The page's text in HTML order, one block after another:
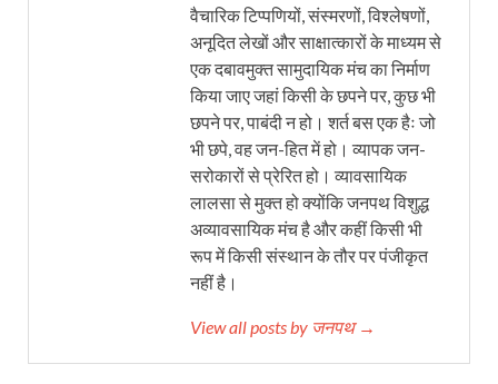
वैचारिक टिप्पणियों, संस्मरणों, विश्लेषणों,
अनूदित लेखों और साक्षात्कारों के माध्यम से
एक दबावमुक्त सामुदायिक मंच का निर्माण
किया जाए जहां किसी के छपने पर, कुछ भी
छपने पर, पाबंदी न हो। शर्त बस एक हैः जो
भी छपे, वह जन-हित में हो। व्यापक जन-
सरोकारों से प्रेरित हो। व्यावसायिक
लालसा से मुक्त हो क्योंकि जनपथ विशुद्ध
अव्यावसायिक मंच है और कहीं किसी भी
रूप में किसी संस्थान के तौर पर पंजीकृत
नहीं है।
View all posts by जनपथ →